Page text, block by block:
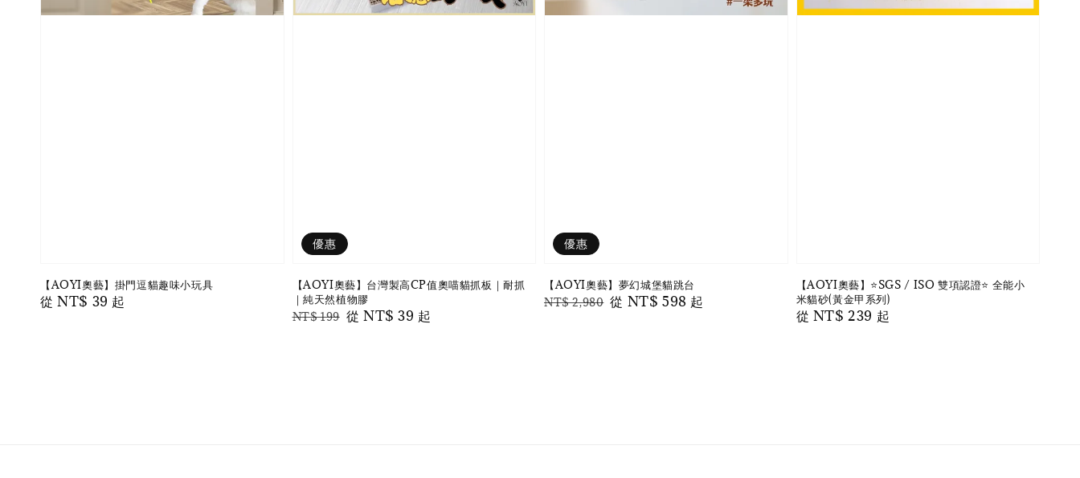
【AOYI奧藝】掛門逗貓趣味小玩具
Regular
從NT$ 39 起
優惠
【AOYI奧藝】台灣製高CP值奧喵貓抓板｜耐抓
｜純天然植物膠
Regular
NT$ 199 Sale
從 NT$ 39 起
優惠
【AOYI奧藝】夢幻城堡貓跳台
Regular
NT$ 2,980 Sale
從 NT$ 598 起
【AOYI奧藝】⭐️SGS / ISO 雙項認證⭐️ 全能小
米貓砂(黃金甲系列)
Regular
從 NT$ 239 起